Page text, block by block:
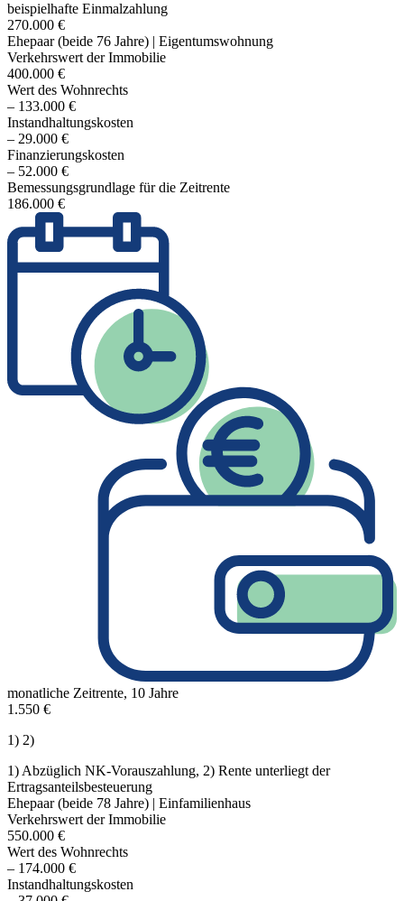
beispielhafte Einmalzahlung
270.000 €
Ehepaar (beide 76 Jahre) | Eigentumswohnung
Verkehrswert der Immobilie
400.000 €
Wert des Wohnrechts
– 133.000 €
In­stand­hal­tungs­kosten
– 29.000 €
Finanzierungskosten
– 52.000 €
Bemessungsgrundlage für die Zeitrente
186.000 €
monatliche Zeitrente, 10 Jahre
1.550 €
1) 2)
1) Abzüglich NK-Vorauszahlung, 2) Rente unterliegt der
Ertragsanteilsbesteuerung
Ehepaar (beide 78 Jahre) | Einfamilienhaus
Verkehrswert der Immobilie
550.000 €
Wert des Wohnrechts
– 174.000 €
In­stand­hal­tungs­kosten